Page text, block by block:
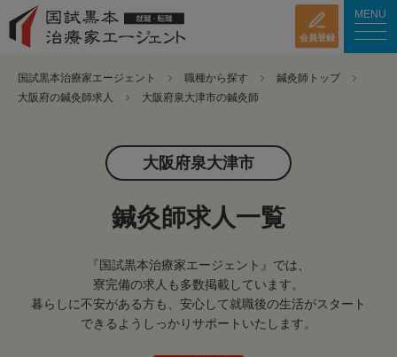
会員登録
MENU
国試黒本治療家エージェント 職種から探す
鍼灸師トップ
大阪府の鍼灸師求人
大阪府泉大津市の鍼灸師
大阪府泉大津市
鍼灸師求人一覧
『国試黒本治療家エージェント』では、
寮完備の求人も多数掲載しています。
暮らしに不安がある方も、安心して就職後の生活がスタート
できるようしっかりサポートいたします。